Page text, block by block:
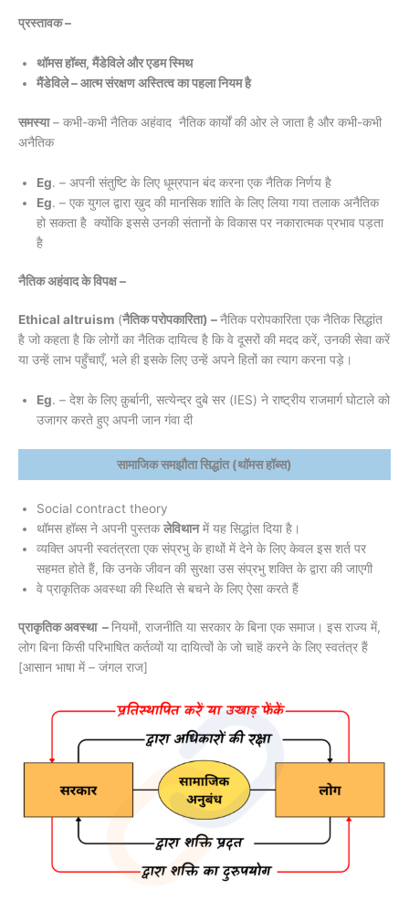
प्रस्तावक –
थॉमस हॉब्स, मैंडेविले और एडम स्मिथ
मैंडेविले – आत्म संरक्षण अस्तित्व का पहला नियम है
समस्या– कभी-कभी नैतिक अहंवाद नैतिक कार्यों की ओर ले जाता है और कभी-कभी
अनैतिक
Eg. – अपनी संतुष्टि के लिए धूम्रपान बंद करना एक नैतिक निर्णय है
Eg. – एक युगल द्वारा ख़ुद की मानसिक शांति के लिए लिया गया तलाक अनैतिक
हो सकता है क्योंकि इससे उनकी संतानों के विकास पर नकारात्मक प्रभाव पड़ता
है
नैतिक अहंवादके विपक्ष –
Ethical altruism (नैतिक परोपकारिता) –नैतिक परोपकारिता एक नैतिक सिद्धांत
है जो कहता है कि लोगों का नैतिक दायित्व है कि वे दूसरों की मदद करें, उनकी सेवा करें
या उन्हें लाभ पहुँचाएँ, भले ही इसके लिए उन्हें अपने हितों का त्याग करना पड़े।
Eg. – देश के लिए क़ुर्बानी, सत्येन्द्र दुबे सर (IES) ने राष्ट्रीय राजमार्ग घोटाले को
उजागर करते हुए अपनी जान गंवा दी
सामाजिक समझौता सिद्धांत (थॉमस हॉब्स)
Social contract theory
थॉमस हॉब्स ने अपनी पुस्तकलेविथानमें यह सिद्धांत दिया है।
व्यक्ति अपनी स्वतंत्रता एक संप्रभु के हाथों में देने के लिए केवल इस शर्त पर
सहमत होते हैं, कि उनके जीवन की सुरक्षा उस संप्रभु शक्ति के द्वारा की जाएगी
वे प्राकृतिक अवस्था की स्थिति से बचने के लिए ऐसा करते हैं
प्राकृतिक अवस्था –नियमों, राजनीति या सरकार के बिना एक समाज। इस राज्य में,
लोग बिना किसी परिभाषित कर्तव्यों या दायित्वों के जो चाहें करने के लिए स्वतंत्र हैं
[आसान भाषा में – जंगल राज]